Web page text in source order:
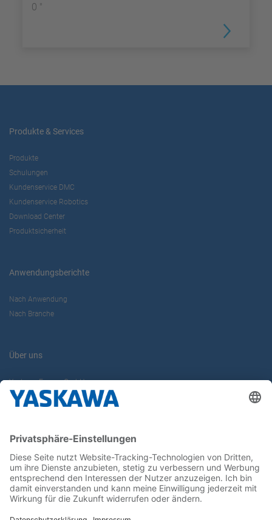
0 "
Produkte & Services
Produkte
Schulungen
Kundenservice DMC
Kundenservice Robotics
Download Center
Produktsicherheit
Anwendungsberichte
Nach Anwendung
Nach Branche
Über uns
Yaskawa Europe GmbH
Karriere
Newsletter
Follow us on...